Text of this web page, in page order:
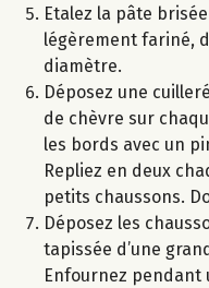
Etalez la pâte
légèrement fariné,
diamètre.
Déposez une
de chèvre sur
les bords avec un
Repliez en deux
petits chaussons.
Déposez les
tapissée d’une
Enfournez pendant